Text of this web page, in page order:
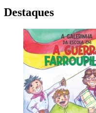
Destaques